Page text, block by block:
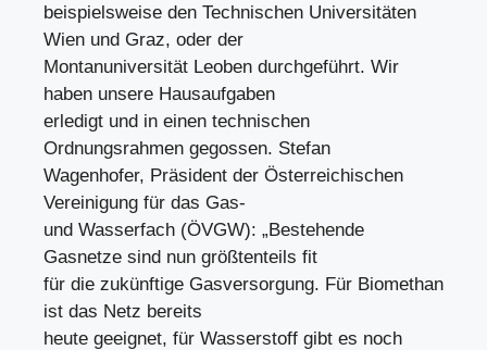
beispielsweise den Technischen Universitäten
Wien und Graz, oder der
Montanuniversität Leoben durchgeführt. Wir
haben unsere Hausaufgaben
erledigt und in einen technischen
Ordnungsrahmen gegossen. Stefan
Wagenhofer, Präsident der Österreichischen
Vereinigung für das Gas-
und Wasserfach (ÖVGW): „Bestehende
Gasnetze sind nun größtenteils fit
für die zukünftige Gasversorgung. Für Biomethan
ist das Netz bereits
heute geeignet, für Wasserstoff gibt es noch